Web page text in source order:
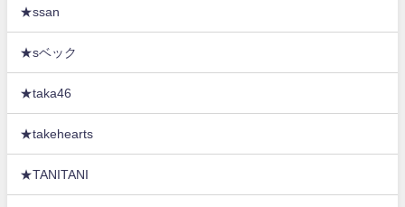
★ssan
★sベック
★taka46
★takehearts
★TANITANI